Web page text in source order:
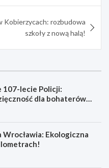
Kobierzycach: rozbudowa
szkoły z nową halą!
107-lecie Policji:
dla bohaterów
Ekologiczna